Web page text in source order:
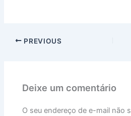
PREVIOUS
Deixe um comentário
O seu endereço de e-mail não